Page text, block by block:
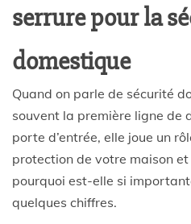
serrure pour la
domestique
Quand on parle de sécurité
souvent la première ligne de
porte d’entrée, elle joue un
protection de votre maison
pourquoi est-elle si
quelques chiffres.